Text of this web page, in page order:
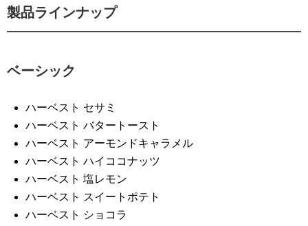
製品ラインナップ
ベーシック
ハーベスト セサミ
ハーベスト バタートースト
ハーベスト アーモンドキャラメル
ハーベスト ハイココナッツ
ハーベスト 塩レモン
ハーベスト スイートポテト
ハーベスト ショコラ